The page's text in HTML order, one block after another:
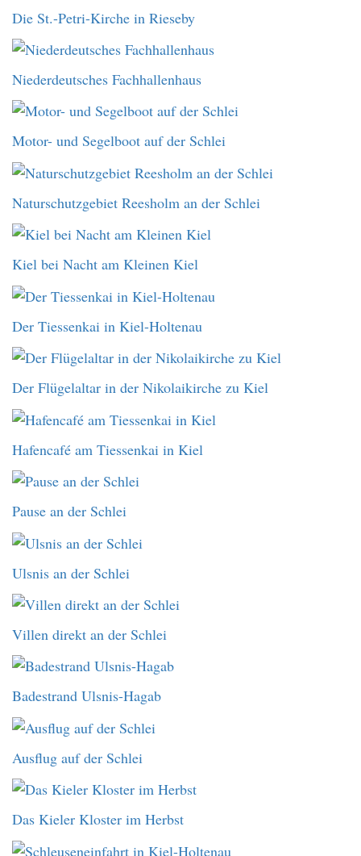
Die St.-Petri-Kirche in Rieseby
Niederdeutsches Fachhallenhaus
Motor- und Segelboot auf der Schlei
Naturschutzgebiet Reesholm an der Schlei
Kiel bei Nacht am Kleinen Kiel
Der Tiessenkai in Kiel-Holtenau
Der Flügelaltar in der Nikolaikirche zu Kiel
Hafencafé am Tiessenkai in Kiel
Pause an der Schlei
Ulsnis an der Schlei
Villen direkt an der Schlei
Badestrand Ulsnis-Hagab
Ausflug auf der Schlei
Das Kieler Kloster im Herbst